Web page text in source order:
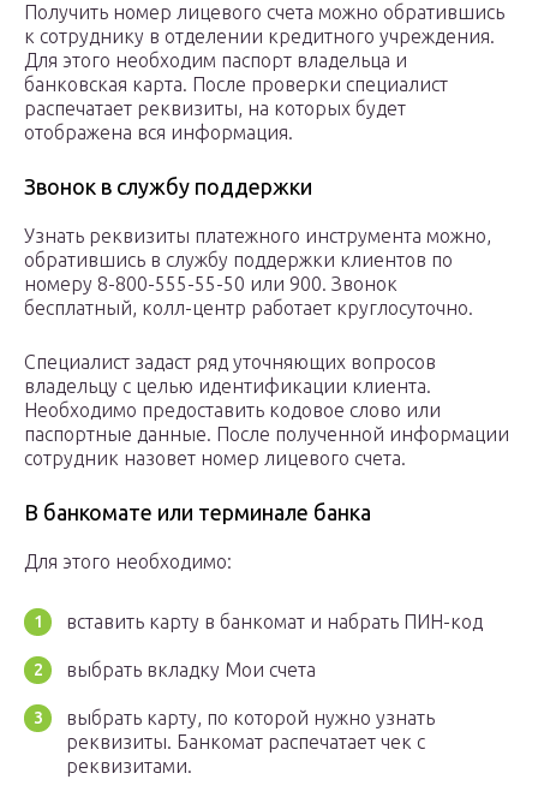
Получить номер лицевого счета можно обратившись
к сотруднику в отделении кредитного учреждения.
Для этого необходим паспорт владельца и
банковская карта. После проверки специалист
распечатает реквизиты, на которых будет
отображена вся информация.
Звонок в службу поддержки
Узнать реквизиты платежного инструмента можно,
обратившись в службу поддержки клиентов по
номеру 8-800-555-55-50 или 900. Звонок
бесплатный, колл-центр работает круглосуточно.
Специалист задаст ряд уточняющих вопросов
владельцу с целью идентификации клиента.
Необходимо предоставить кодовое слово или
паспортные данные. После полученной информации
сотрудник назовет номер лицевого счета.
В банкомате или терминале банка
Для этого необходимо:
вставить карту в банкомат и набрать ПИН-код
выбрать вкладку Мои счета
выбрать карту, по которой нужно узнать
реквизиты. Банкомат распечатает чек с
реквизитами.